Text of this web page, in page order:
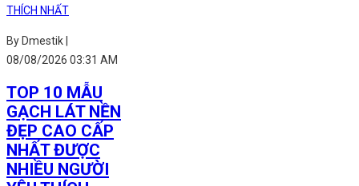
By Dmestik |
08/08/2026 03:31 AM
TOP 10 MẪU
GẠCH LÁT NỀN
ĐẸP CAO CẤP
NHẤT ĐƯỢC
NHIỀU NGƯỜI